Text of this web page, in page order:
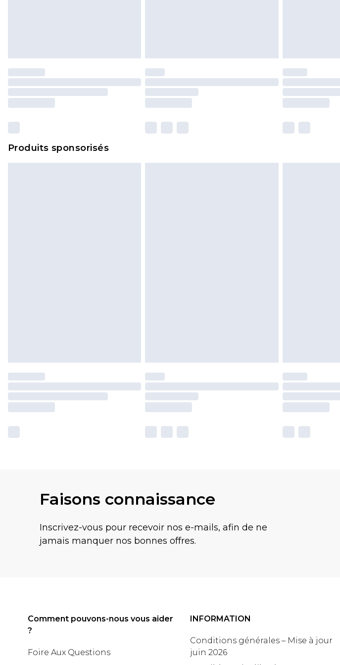
Produits sponsorisés
Faisons connaissance
Inscrivez-vous pour recevoir nos e-mails, afin de ne
jamais manquer nos bonnes offres.
Comment pouvons-nous vous aider
?
Foire Aux Questions
INFORMATION
Conditions générales – Mise à jour
juin 2026